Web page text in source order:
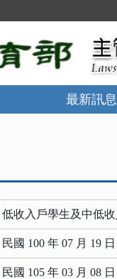
最新訊息
低收入戶學生及中低
民國 100 年 07 月 19 日
民國 105 年 03 月 08 日